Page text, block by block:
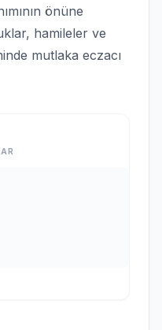
önüne
hamileler ve
mutlaka eczacı